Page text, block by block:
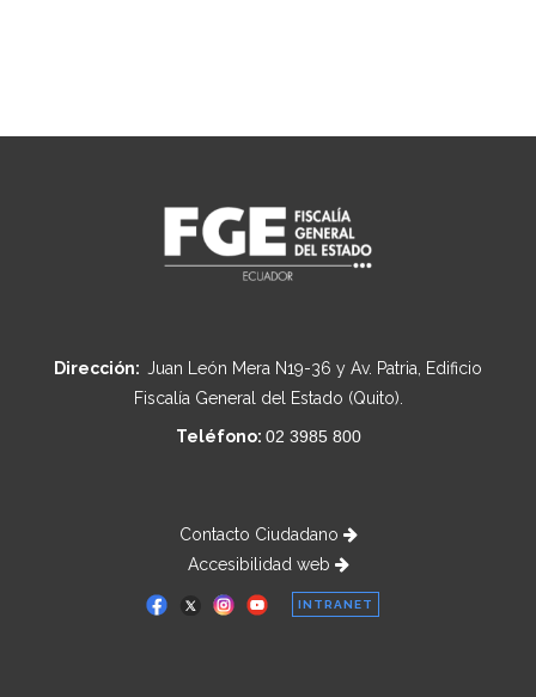
Dirección: Juan León Mera N19-36 y Av. Patria, Edificio
Fiscalía General del Estado (Quito).
Teléfono: 02 3985 800
Contacto Ciudadano
Accesibilidad web
INTRANET